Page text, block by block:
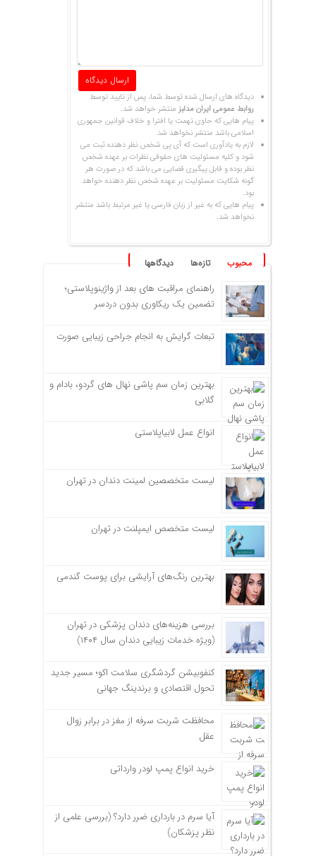
دیدگاه های ارسال شده توسط شما، پس از تایید توسط
روابط عمومی ایران مدلبز منتشر خواهد شد.
پیام هایی که حاوی تهمت یا افترا و خلاف قوانین جمهوری
اسلامی باشد منتشر نخواهد شد.
لازم به یادآوری است که آی پی شخص نظر دهنده ثبت می
شود و کلیه مسئولیت های حقوقی نظرات بر عهده شخص
نظر بوده و قابل پیگیری قضایی می باشد که در صورت هر
گونه شکایت مسئولیت بر عهده شخص نظر دهنده خواهد
بود.
پیام هایی که به غیر از زبان فارسی یا غیر مرتبط باشد منتشر
نخواهد شد.
محبوب تازه‌ها دیدگاهها
راهنمای مراقبت های بعد از واژینوپلاستی؛
تضمین یک ریکاوری بدون دردسر
تبعات گرایش به انجام جراحی زیبایی صورت
بهترین زمان سم پاشی نهال های گردو، بادام و
گلابی
انواع عمل لابیاپلاستی
لیست متخصصین لمینت دندان در تهران
لیست متخصص ایمپلنت در تهران
بهترین رنگ‌های آرایشی برای پوست گندمی
بررسی هزینه‌های دندان پزشکی در تهران
(ویژه خدمات زیبایی دندان سال ۱۴۰۴)
کنفوبیشن گردشگری سلامت اکو؛ مسیر جدید
تحول اقتصادی و برندینگ جهانی
محافظت شربت سرفه از مغز در برابر زوال
عقل
خرید انواع پمپ لودر وارداتی
آیا سرم در بارداری ضرر دارد؟ (بررسی علمی از
نظر پزشکان)